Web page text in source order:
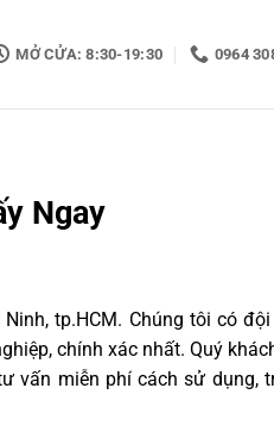
MỞ CỬA: 8:30-19:30 0964
Ngay
tp.HCM. Chúng tôi có đội
chính xác nhất. Quý
vấn miễn phí cách sử dụng,